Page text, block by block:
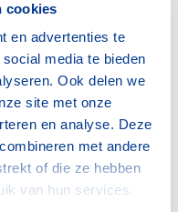
cookies
en advertenties te
media te bieden
Ook delen we
site met onze
en analyse. Deze
met andere
of die ze hebben
van hun services.
te
misvattingen over wie
We moeten
zwaks te zien. We
onze rechten en een
die ze heeft
tot de atleet die ze
is erg. De